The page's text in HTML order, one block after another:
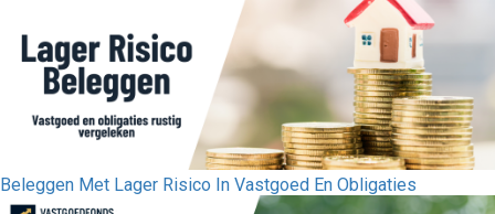
Beleggen Met Lager Risico In Vastgoed En Obligaties